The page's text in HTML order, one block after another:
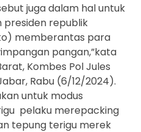
juga dalam hal untuk
presiden republik
memberantas para
pangan,”kata
Kombes Pol Jules
Rabu (6/12/2024).
untuk modus
pelaku merepacking
tepung terigu merek